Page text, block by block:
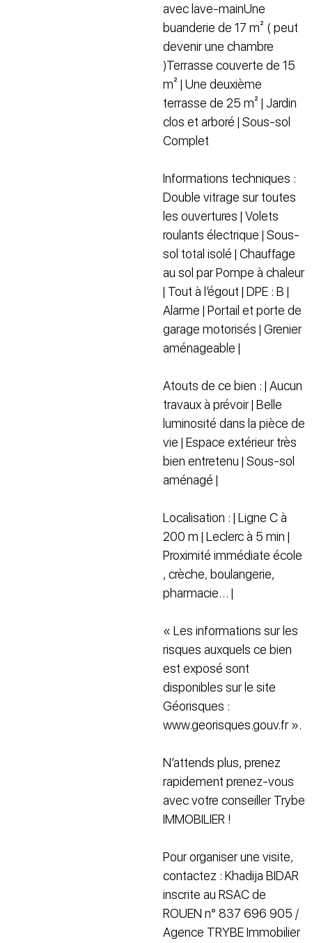
avec lave-mainUne
buanderie de 17 m² ( peut
devenir une chambre
)Terrasse couverte de 15
m² | Une deuxième
terrasse de 25 m² | Jardin
clos et arboré | Sous-sol
Complet
Informations techniques :
Double vitrage sur toutes
les ouvertures | Volets
roulants électrique | Sous-
sol total isolé | Chauffage
au sol par Pompe à chaleur
| Tout à l’égout | DPE : B |
Alarme | Portail et porte de
garage motorisés | Grenier
aménageable |
Atouts de ce bien : | Aucun
travaux à prévoir | Belle
luminosité dans la pièce de
vie | Espace extérieur très
bien entretenu | Sous-sol
aménagé |
Localisation : | Ligne C à
200 m | Leclerc à 5 min |
Proximité immédiate école
, crèche, boulangerie,
pharmacie… |
« Les informations sur les
risques auxquels ce bien
est exposé sont
disponibles sur le site
Géorisques :
www.georisques.gouv.fr ».
N’attends plus, prenez
rapidement prenez-vous
avec votre conseiller Trybe
IMMOBILIER !
Pour organiser une visite,
contactez : Khadija BIDAR
inscrite au RSAC de
ROUEN n° 837 696 905 /
Agence TRYBE Immobilier